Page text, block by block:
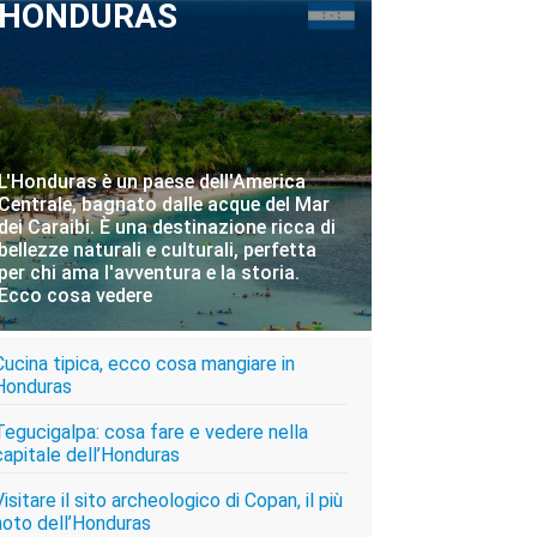
HONDURAS
è un paese dell'America
bagnato dalle acque del Mar
dei Caraibi. È una destinazione ricca di
naturali e culturali, perfetta
per chi ama l'avventura e la storia.
Ecco cosa vedere
VISITA L'HONDURAS
tipica, ecco cosa mangiare in
cosa fare e vedere nella
dell’Honduras
il sito archeologico di Copan, il più
dell’Honduras